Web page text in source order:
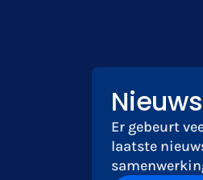
Er gebeurt
laatste